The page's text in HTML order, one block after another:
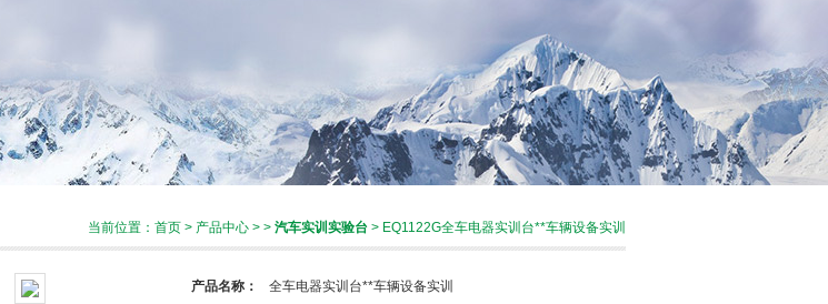
当前位置： 首页 > 产品中心 > > 汽车实训实验台 > EQ1122G全车电器实训台**车辆设备实训
产品名称：
全车电器实训台**车辆设备实训